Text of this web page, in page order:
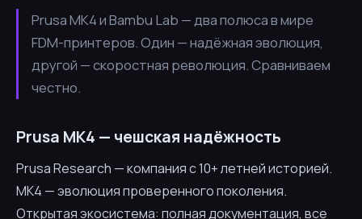
Prusa MK4 и Bambu Lab — два полюса в мире
FDM-принтеров. Один — надёжная эволюция,
другой — скоростная революция. Сравниваем
честно.
Prusa MK4 — чешская надёжность
Prusa Research — компания с 10+ летней историей.
MK4 — эволюция проверенного поколения.
Открытая экосистема: полная документация, все